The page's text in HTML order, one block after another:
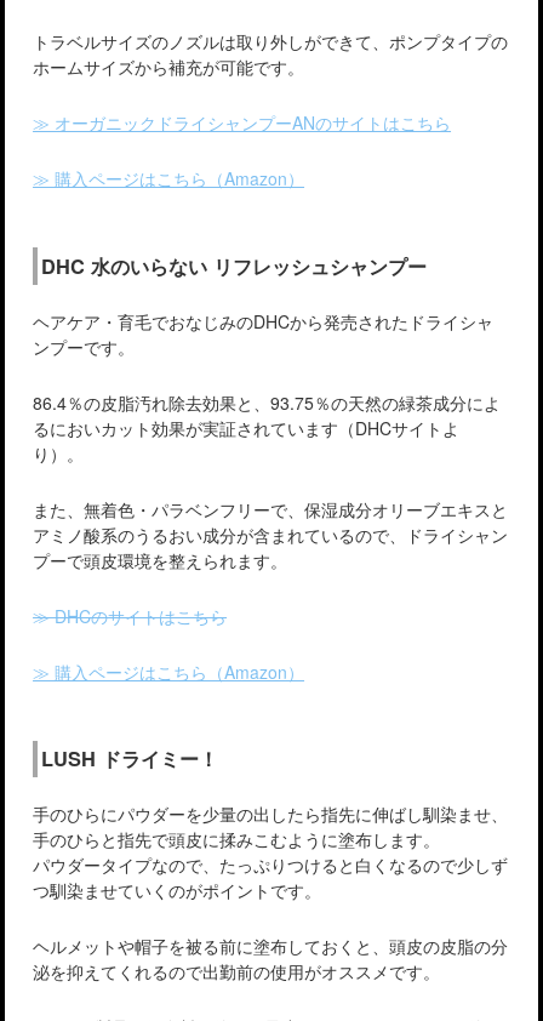
トラベルサイズのノズルは取り外しができて、ポンプタイプの
ホームサイズから補充が可能です。
≫ オーガニックドライシャンプーANのサイトはこちら
≫ 購入ページはこちら（Amazon）
DHC 水のいらない リフレッシュシャンプー
ヘアケア・育毛でおなじみのDHCから発売されたドライシャ
ンプーです。
86.4％の皮脂汚れ除去効果と、93.75％の天然の緑茶成分によ
るにおいカット効果が実証されています（DHCサイトよ
り）。
また、無着色・パラベンフリーで、保湿成分オリーブエキスと
アミノ酸系のうるおい成分が含まれているので、ドライシャン
プーで頭皮環境を整えられます。
≫ DHCのサイトはこちら
≫ 購入ページはこちら（Amazon）
LUSH ドライミー！
手のひらにパウダーを少量の出したら指先に伸ばし馴染ませ、
手のひらと指先で頭皮に揉みこむように塗布します。
パウダータイプなので、たっぷりつけると白くなるので少しず
つ馴染ませていくのがポイントです。
ヘルメットや帽子を被る前に塗布しておくと、頭皮の皮脂の分
泌を抑えてくれるので出勤前の使用がオススメです。